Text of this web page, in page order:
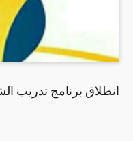
انطلاق برنامج تدريب